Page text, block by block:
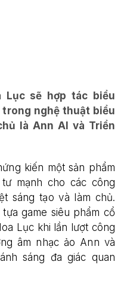
Lục sẽ hợp tác biểu
trong nghệ thuật biểu
là Ann AI và Triển
kiến một sản phẩm
mạnh cho các công
sáng tạo và làm chủ.
game siêu phẩm cổ
Lục khi lần lượt công
âm nhạc ảo Ann và
sáng đa giác quan